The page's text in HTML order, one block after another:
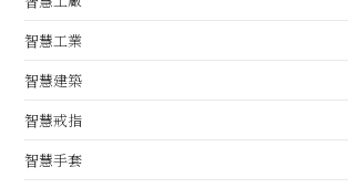
智慧工業
智慧建築
智慧戒指
智慧手套